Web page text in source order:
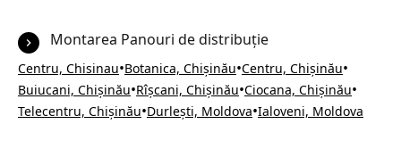
Montarea Panouri de distribuție
Centru, Chisinau•Botanica, Chișinău•Centru, Chișinău•
Buiucani, Chișinău•Rîșcani, Chișinău•Ciocana, Chișinău•
Telecentru, Chișinău•Durlești, Moldova•Ialoveni, Moldova